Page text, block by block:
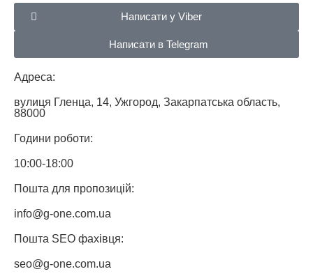
Написати у Viber
Написати в Telegram
Адреса:
вулиця Гленца, 14, Ужгород, Закарпатська область,
88000
Години роботи:
10:00-18:00
Пошта для пропозицій:
info@g-one.com.ua
Пошта SEO фахівця:
seo@g-one.com.ua